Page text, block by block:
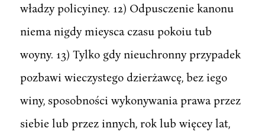
władzy policyiney. 12) Odpusczenie kanonu
niema nigdy mieysca czasu pokoiu tub
woyny. 13) Tylko gdy nieuchronny przypadek
pozbawi wieczystego dzierżawcę, bez iego
winy, sposobności wykonywania prawa przez
siebie lub przez innych, rok lub więcey lat,